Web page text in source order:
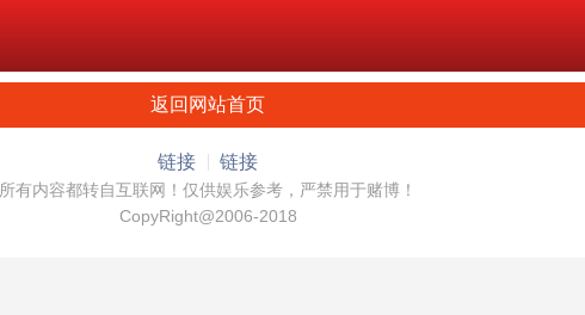
返回网站首页
链接 链接
所有内容都转自互联网！仅供娱乐参考，严禁用于赌博！
CopyRight@2006-2018